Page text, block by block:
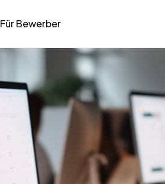
Für Bewerber